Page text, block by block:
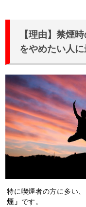
【理由】禁煙
をやめたい人
特に喫煙者の方に多い
煙」 です。